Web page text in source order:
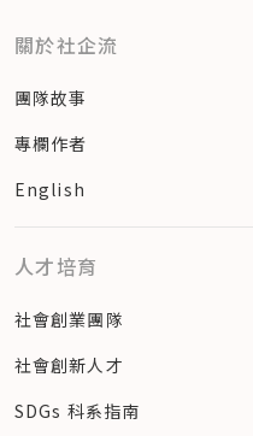
關於社企流
團隊故事
專欄作者
English
人才培育
社會創業團隊
社會創新人才
SDGs 科系指南